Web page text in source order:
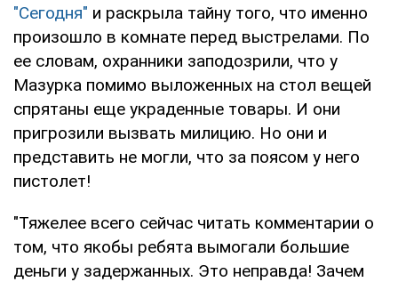
"Сегодня" и раскрыла тайну того, что именно
произошло в комнате перед выстрелами. По
ее словам, охранники заподозрили, что у
Мазурка помимо выложенных на стол вещей
спрятаны еще украденные товары. И они
пригрозили вызвать милицию. Но они и
представить не могли, что за поясом у него
пистолет!
"Тяжелее всего сейчас читать комментарии о
том, что якобы ребята вымогали большие
деньги у задержанных. Это неправда! Зачем